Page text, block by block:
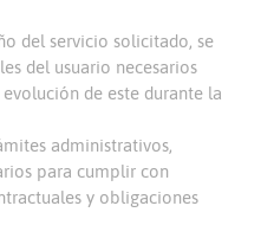
del servicio solicitado, se
del usuario necesarios
de este durante la
administrativos,
para cumplir con
y obligaciones